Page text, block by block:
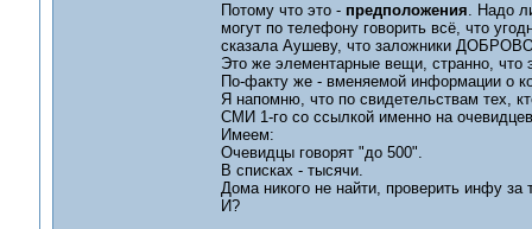
Потому что это - предположения. Надо
могут по телефону говорить всё, что
сказала Аушеву, что заложники
Это же элементарные вещи, странно, что
По-факту же - вменяемой информации о
Я напомню, что по свидетельствам тех,
СМИ 1-го со ссылкой именно на
Имеем:
Очевидцы говорят "до 500".
В списках - тысячи.
Дома никого не найти, проверить инфу за
И?